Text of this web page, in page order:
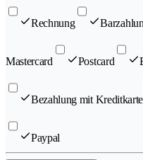
Rechnung
Mastercard Postcard
Bezahlung mit Kreditkarte
Paypal